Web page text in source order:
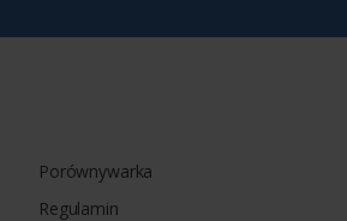
Porównywarka
Regulamin